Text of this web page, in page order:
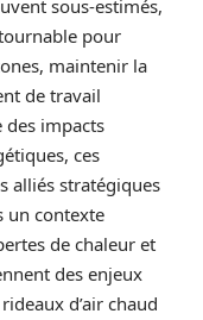
sous-estimés,
pour
maintenir la
de travail
des impacts
ces
alliés stratégiques
un contexte
de chaleur et
des enjeux
d’air chaud